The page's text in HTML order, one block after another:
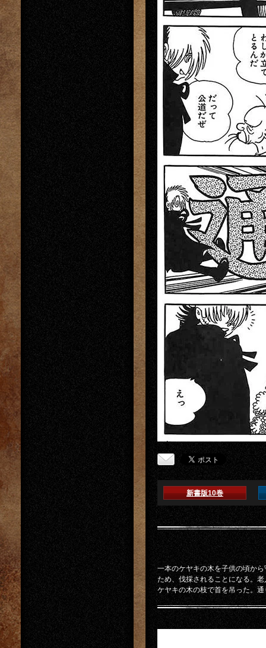
新書版10巻
一本のケヤキの木を子供の頃か
ため、伐採されることになる。
ケヤキの木の枝で首を吊った。